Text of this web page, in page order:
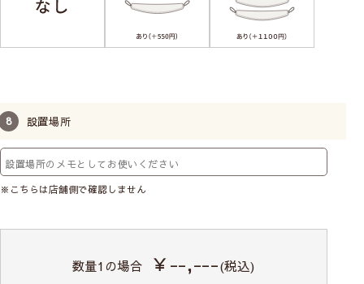
設置場所
※こちらは店舗側で確認しません
数量1の場合 ￥--,---(税込)